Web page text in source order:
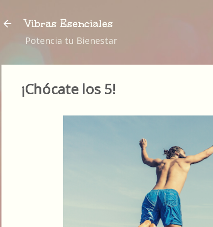
Vibras Esenciales
Potencia tu Bienestar
¡Chócate los 5!